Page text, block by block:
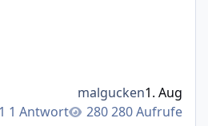
1 Antwort 280 Aufrufe
malgucken1. Aug